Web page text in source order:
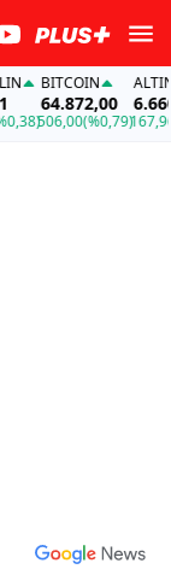
BITCOIN
64.872,00
506,00(%0,79)
ALTIN
167,96